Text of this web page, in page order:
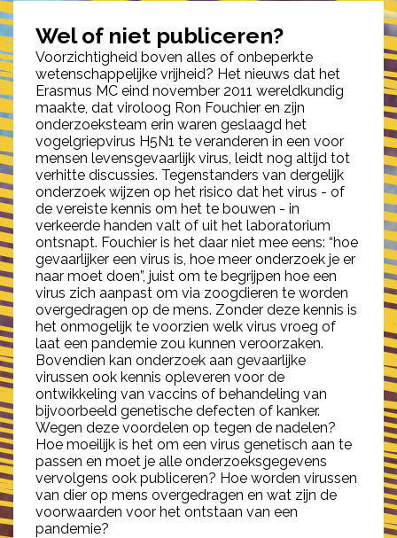
Wel of niet publiceren?
Voorzichtigheid boven alles of onbeperkte
wetenschappelijke vrijheid? Het nieuws dat het
Erasmus MC eind november 2011 wereldkundig
maakte, dat viroloog Ron Fouchier en zijn
onderzoeksteam erin waren geslaagd het
vogelgriepvirus H5N1 te veranderen in een voor
mensen levensgevaarlijk virus, leidt nog altijd tot
verhitte discussies. Tegenstanders van dergelijk
onderzoek wijzen op het risico dat het virus - of
de vereiste kennis om het te bouwen - in
verkeerde handen valt of uit het laboratorium
ontsnapt. Fouchier is het daar niet mee eens: “hoe
gevaarlijker een virus is, hoe meer onderzoek je er
naar moet doen”, juist om te begrijpen hoe een
virus zich aanpast om via zoogdieren te worden
overgedragen op de mens. Zonder deze kennis is
het onmogelijk te voorzien welk virus vroeg of
laat een pandemie zou kunnen veroorzaken.
Bovendien kan onderzoek aan gevaarlijke
virussen ook kennis opleveren voor de
ontwikkeling van vaccins of behandeling van
bijvoorbeeld genetische defecten of kanker.
Wegen deze voordelen op tegen de nadelen?
Hoe moeilijk is het om een virus genetisch aan te
passen en moet je alle onderzoeksgegevens
vervolgens ook publiceren? Hoe worden virussen
van dier op mens overgedragen en wat zijn de
voorwaarden voor het ontstaan van een
pandemie?